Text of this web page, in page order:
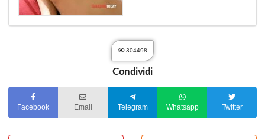
304498
Condividi
Facebook Email Telegram Whatsapp Twitter